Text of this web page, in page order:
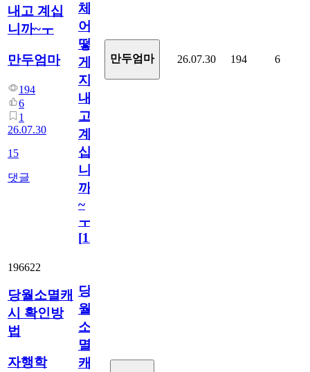
내고 계십
니까~ㅜ
만두엄마
194
6
1
26.07.30
15
댓글
체
어
떻
게
지
내
고
계
십
니
까
~
ㅜ
[15
만두엄마 26.07.30 194 6
196622
당월소멸캐
시 확인방
법
자행학
당
월
소
멸
캐